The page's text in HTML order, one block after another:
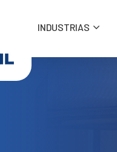
INDUSTRIAS